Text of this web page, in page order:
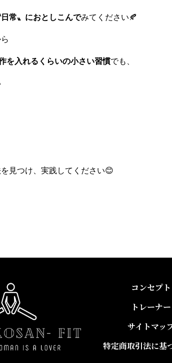
常〟におとしこんでみてください🍂
を入れるくらいの小さい習慣でも、
見つけ、実践してください😊
コンセプト
トレーナー
サイトマッ
特定商取引法に基